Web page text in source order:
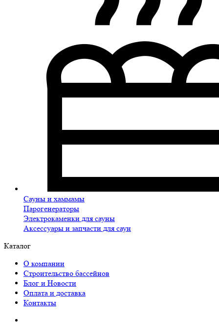
Сауны и хаммамы
Парогенераторы
Электрокаменки для сауны
Аксессуары и запчасти для саун
Каталог
О компании
Строительство бассейнов
Блог и Новости
Оплата и доставка
Контакты